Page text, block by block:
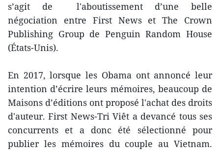
s’agit de l'aboutissement d’une belle
négociation entre First News et The Crown
Publishing Group de Penguin Random House
(États-Unis).
En 2017, lorsque les Obama ont annoncé leur
intention d’écrire leurs mémoires, beaucoup de
Maisons d’éditions ont proposé l'achat des droits
d'auteur. First News-Tri Viêt a devancé tous ses
concurrents et a donc été sélectionné pour
publier les mémoires du couple au Vietnam.